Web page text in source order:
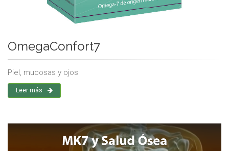
OmegaConfort7
Piel, mucosas y ojos
Leer más